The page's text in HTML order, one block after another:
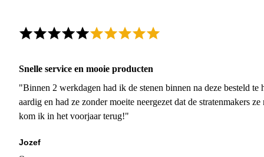
Snelle service en mooie producten
"Binnen 2 werkdagen had ik de stenen binnen na deze besteld
aardig en had ze zonder moeite neergezet dat de stratenmakers
kom ik in het voorjaar terug!"
Jozef